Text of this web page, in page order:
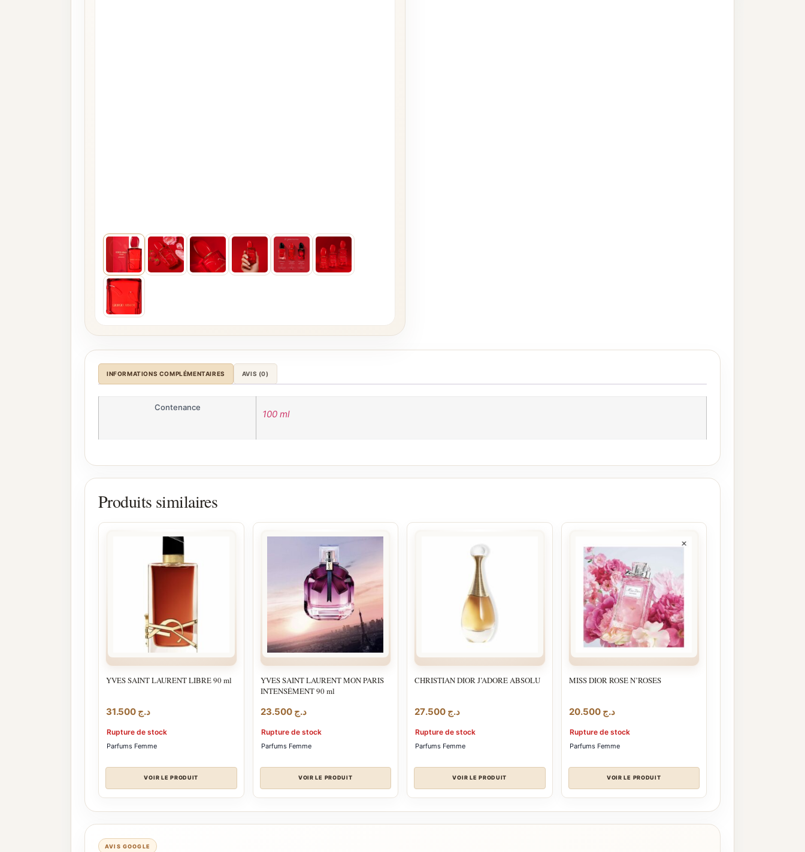
INFORMATIONS COMPLÉMENTAIRES AVIS (0)
Contenance
100 ml
Produits similaires
YVES SAINT LAURENT LIBRE 90 ml
د.ج
Rupture de stock
Parfums Femme
VOIR LE PRODUIT
YVES SAINT LAURENT MON PARIS
INTENSÉMENT 90 ml
د.ج 23.500
Rupture de stock
Parfums Femme
VOIR LE PRODUIT
CHRISTIAN DIOR J’ADORE ABSOLU
د.ج
Rupture de stock
Parfums Femme
VOIR LE PRODUIT
MISS DIOR ROSE N’ROSES
د.ج 20.500
Rupture de stock
Parfums Femme
VOIR LE PRODUIT
AVIS GOOGLE